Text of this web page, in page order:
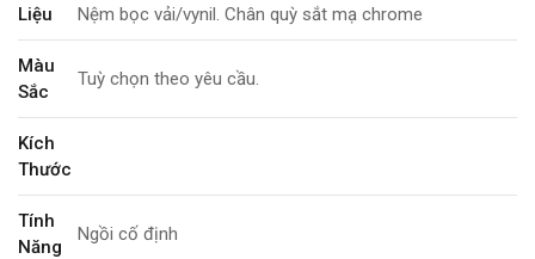
Liệu
Nệm bọc vải/vynil. Chân quỳ sắt mạ chrome
Màu
Sắc
Tuỳ chọn theo yêu cầu.
Kích
Thước
Tính
Năng
Ngồi cố định